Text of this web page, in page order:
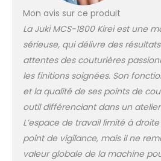
de
peut
Enfile-
à cette
pince
Mon avis sur ce produit
La Juki MCS-1800 Kirei est une
sérieuse, qui délivre des
attentes des couturières
les finitions soignées. Son
et la qualité de ses points de
outil différenciant dans un
L’espace de travail limité à
point de vigilance, mais il ne
valeur globale de la machine